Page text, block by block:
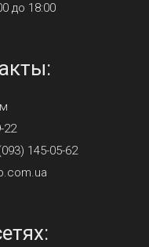
до 18:00
22
145-05-62